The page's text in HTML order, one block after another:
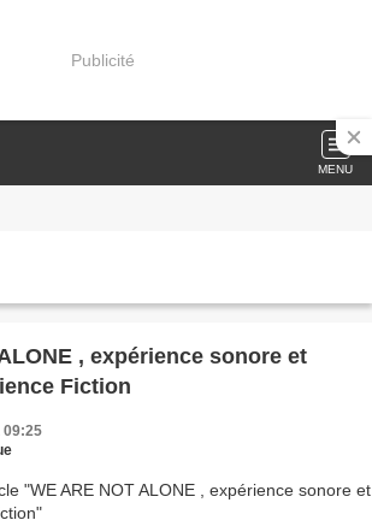
Publicité
MENU
, expérience sonore et
Fiction
09:25